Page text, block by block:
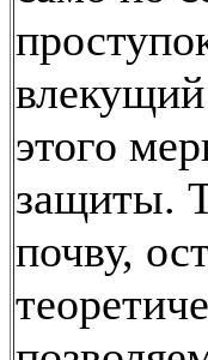
влекущий
этого
защиты.
почву,